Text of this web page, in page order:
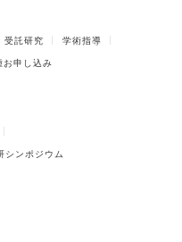
受託研究 学術指導
お申し込み
シンポジウム